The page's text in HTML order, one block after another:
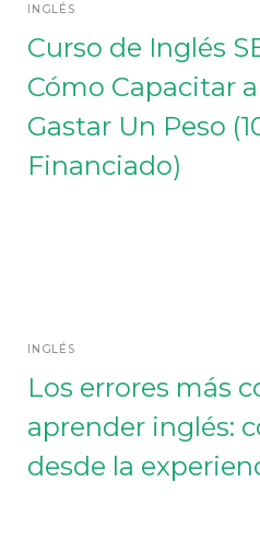
INGLÉS
Curso de Inglés
Cómo Capacitar
Gastar Un Peso
Financiado)
INGLÉS
Los errores más
aprender inglés:
desde la